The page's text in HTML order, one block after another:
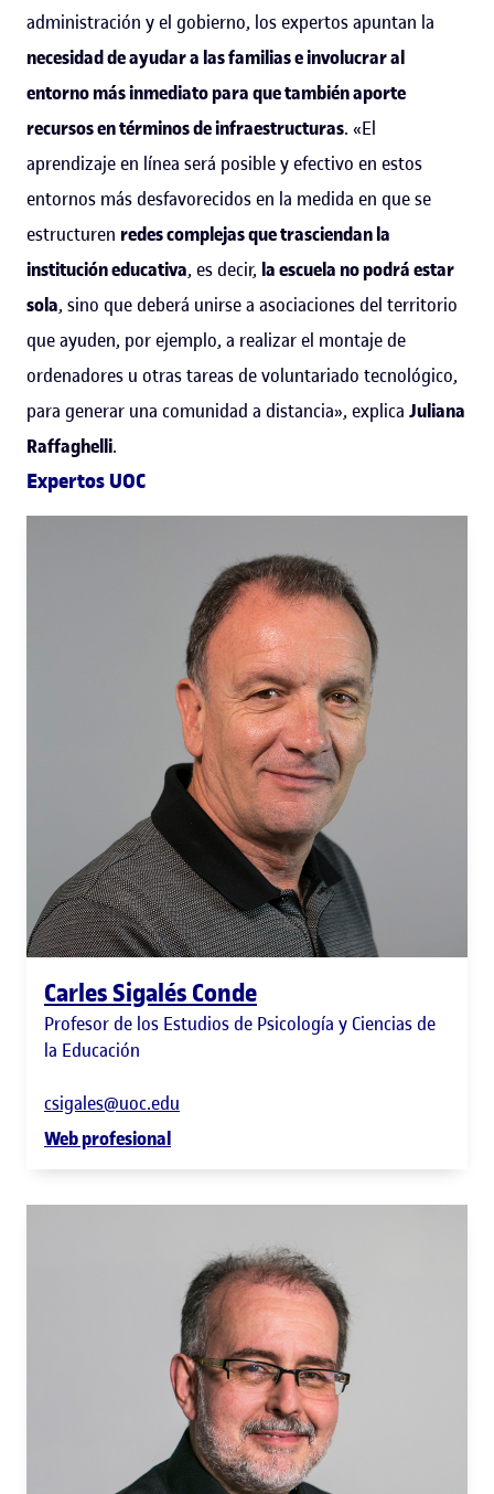
administración y el gobierno, los expertos apuntan la
necesidad de ayudar a las familias e involucrar al
entorno más inmediato para que también aporte
recursos en términos de infraestructuras. «El
aprendizaje en línea será posible y efectivo en estos
entornos más desfavorecidos en la medida en que se
estructuren redes complejas que trasciendan la
institución educativa, es decir, la escuela no podrá estar
sola, sino que deberá unirse a asociaciones del territorio
que ayuden, por ejemplo, a realizar el montaje de
ordenadores u otras tareas de voluntariado tecnológico,
para generar una comunidad a distancia», explica Juliana
Raffaghelli.
Expertos UOC
Carles Sigalés Conde
Profesor de los Estudios de Psicología y Ciencias de
la Educación
csigales@uoc.edu
Web profesional